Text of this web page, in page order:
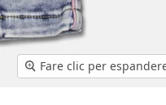
Fare clic per